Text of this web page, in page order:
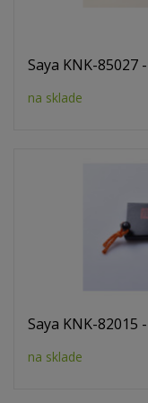
Saya KNK-85027
na sklade
Saya KNK-82015
na sklade